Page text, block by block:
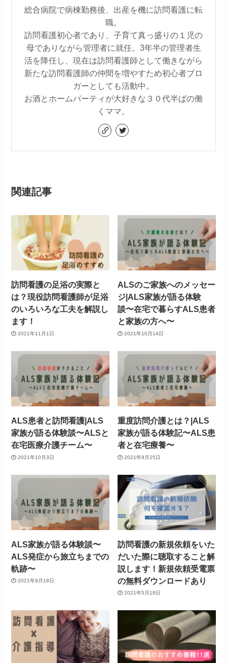
総合病院で病棟勤務後、出産を機に訪問看護に転
職。
訪問看護初心者であり、子育て真っ盛りの１児の
母でありながら管理者に就任。3年半の管理者生
活を降任し、現在は訪問看護師として働きながら
新たな訪問看護師の仲間を増やすため初心者ブロ
ガーとしても活動中。
お酒とホームパーティが大好きな３０代半ばの働
くママ。
関連記事
訪問看護の足浴の実際と
は？現役訪問看護師が足浴
のいろいろな工夫を解説し
ます！
2021年11月1日
ALSのご家族へのメッセー
ジ|ALS家族が語る体験
談〜在宅で暮らすALS患者
と家族の方へ〜
2021年10月14日
ALS患者と訪問看護|ALS
家族が語る体験談〜ALSと
在宅医療介護チーム〜
2021年10月3日
重度訪問介護とは？|ALS
家族が語る体験記〜ALS患
者と在宅療養〜
2021年9月25日
ALS家族が語る体験談〜
ALS発症から旅立ちまでの
軌跡〜
2021年9月18日
訪問看護の新規依頼をいた
だいた際に聴取すること解
説します！新規依頼受電票
の無料ダウンロードあり
2021年5月18日